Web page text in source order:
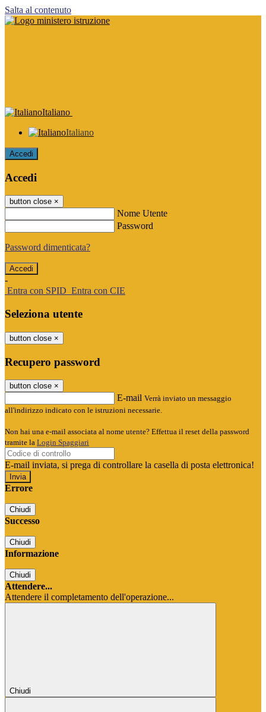
Salta al contenuto
Italiano
Italiano
Accedi
Accedi
button close ×
Nome Utente
Password
Password dimenticata?
-
Entra con SPID Entra con CIE
Seleziona utente
button close ×
Recupero password
button close ×
E-mail Verrà inviato un messaggio
all'indirizzo indicato con le istruzioni necessarie.
Non hai una e-mail associata al nome utente? Effettua il reset della password
tramite la Login Spaggiari
E-mail inviata, si prega di controllare la casella di posta elettronica!
Errore
Chiudi
Successo
Chiudi
Informazione
Chiudi
Attendere...
Attendere il completamento dell'operazione...
Chiudi